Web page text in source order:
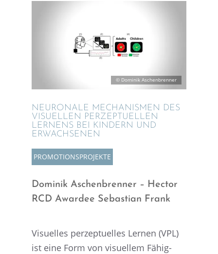
NEURO­NALE MECHA­NIS­MEN DES
VISUEL­LEN PERZEP­TU­EL­LEN
LERNENS BEI KINDERN UND
ERWACHSENEN
PROMO­TI­ONS­PRO­JEKTE
Dominik Aschen­bren­ner – Hector
RCD Awardee Sebas­tian Frank
Visuel­les perzep­tu­el­les Lernen (VPL)
ist eine Form von visuel­lem Fähig­
© Dominik Aschenbrenner